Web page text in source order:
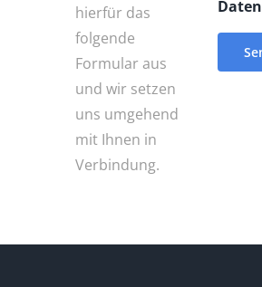
folgende
Formular aus
und wir setzen
uns umgehend
mit Ihnen in
Verbindung.